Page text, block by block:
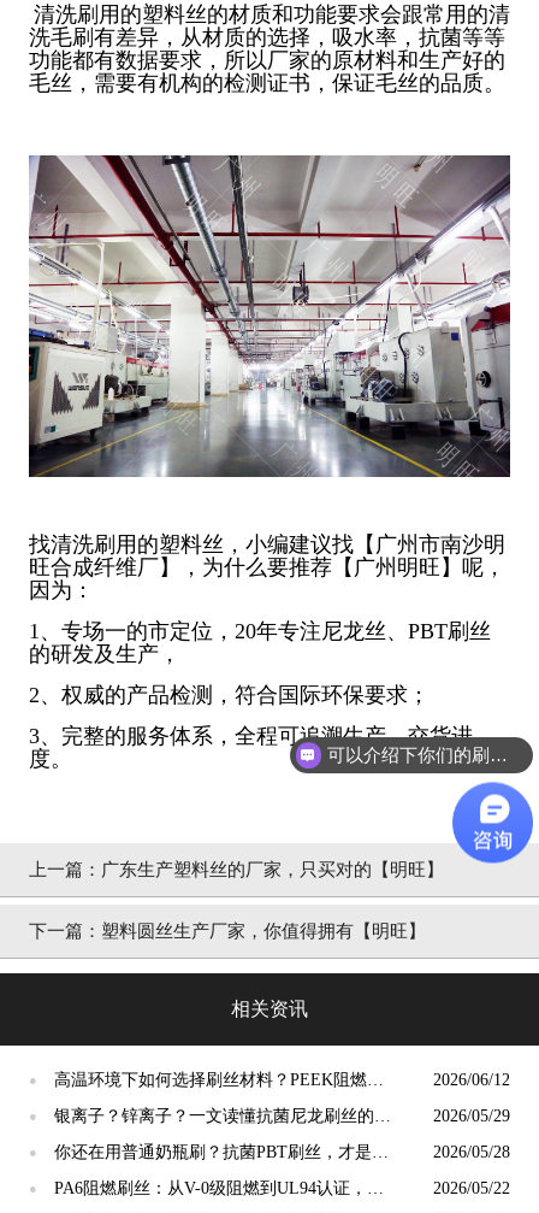
清洗刷用的塑料丝的材质和功能要求会跟常用的清
洗毛刷有差异，从材质的选择，吸水率，抗菌等等
功能都有数据要求，所以厂家的原材料和生产好的
毛丝，需要有机构的检测证书，保证毛丝的品质。
找清洗刷用的塑料丝，小编建议找【广州市南沙明
旺合成纤维厂】，为什么要推荐【广州明旺】呢，
因为：
1、专场一的市定位，20年专注尼龙丝、PBT刷丝
的研发及生产，
2、权威的产品检测，符合国际环保要求；
3、完整的服务体系，全程可追溯生产、交货进
度。
上一篇： 广东生产塑料丝的厂家，只买对的【明旺】
下一篇： 塑料圆丝生产厂家，你值得拥有【明旺】
相关资讯
●
高温环境下如何选择刷丝材料？PEEK阻燃刷
丝给出答案
2026/06/12
●
银离子？锌离子？一文读懂抗菌尼龙刷丝的核
心科技与选择标准
2026/05/29
●
你还在用普通奶瓶刷？抗菌PBT刷丝，才是母
婴安全真正的“隐形守护者”
2026/05/28
●
PA6阻燃刷丝：从V-0级阻燃到UL94认证，工
2026/05/22
可以介绍下你们的刷丝吗？